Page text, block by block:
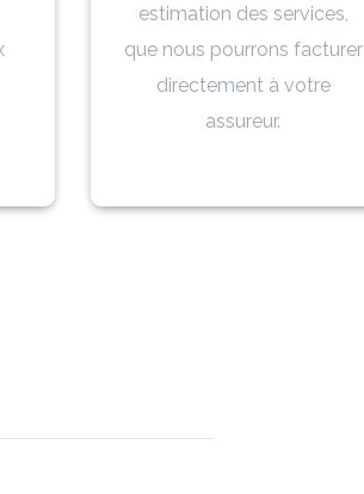
estimation des services,
que nous pourrons facturer
directement à votre
assureur.